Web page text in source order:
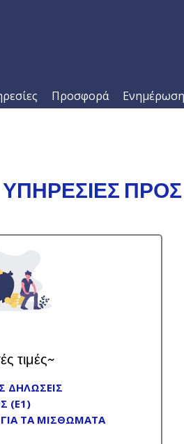
Προσφορά Ενημέρωση
ΥΠΗΡΕΣΙΕΣ ΠΡΟΣ
τιμές~
ΔΗΛΩΣΕΙΣ
(Ε1)
ΤΑ ΜΙΣΘΩΜΑΤΑ